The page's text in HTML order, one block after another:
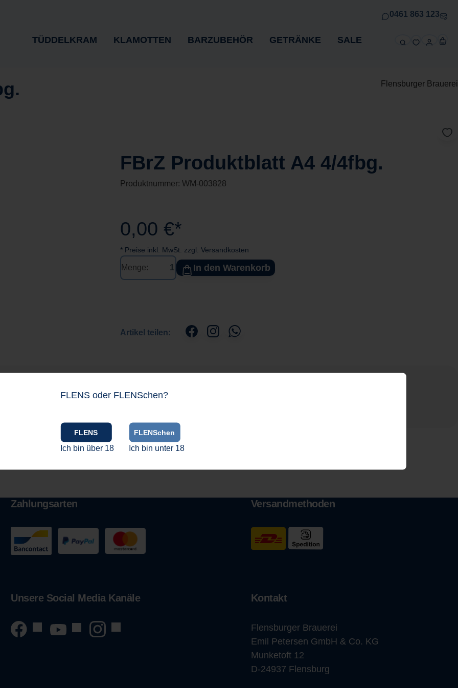
0461 863 123
TÜDDELKRAM KLAMOTTEN BARZUBEHÖR GETRÄNKE SALE
FLENS oder FLENSchen?
FLENS
Ich bin über 18
FLENSchen
Ich bin unter 18
Flensburger Brauerei
FBrZ Produktblatt A4 4/4fbg.
Produktnummer:WM-003828
0,00 €*
* Preise inkl. MwSt. zzgl. Versandkosten
Menge: In den Warenkorb
Artikel teilen:
Zahlungsarten Versandmethoden
Kontakt
Flensburger Brauerei
Emil Petersen GmbH & Co. KG
Munketoft 12
D-24937 Flensburg
Unsere Social Media Kanäle